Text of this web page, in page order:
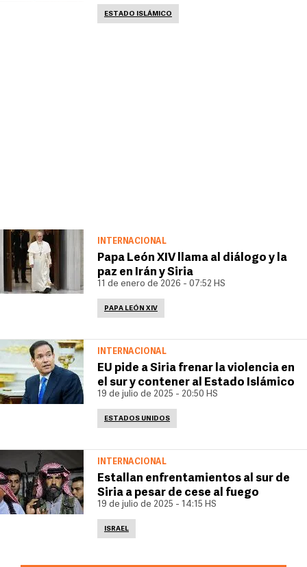
ESTADO ISLÁMICO
INTERNACIONAL
Papa León XIV llama al diálogo y la
paz en Irán y Siria
11 de enero de 2026 - 07:52 HS
PAPA LEÓN XIV
INTERNACIONAL
EU pide a Siria frenar la violencia en
el sur y contener al Estado Islámico
19 de julio de 2025 - 20:50 HS
ESTADOS UNIDOS
INTERNACIONAL
Estallan enfrentamientos al sur de
Siria a pesar de cese al fuego
19 de julio de 2025 - 14:15 HS
ISRAEL